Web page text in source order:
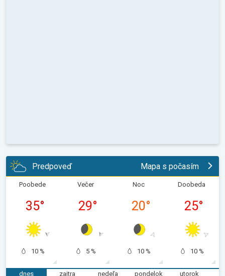
Predpoveď Mapa s počasím
Poobede
35°
10 %
Večer
29°
5 %
Noc
20°
10 %
Doobeda
25°
10 %
dnes
zajtra
nedeľa
pondelok
utorok